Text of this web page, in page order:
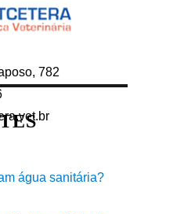
782
água sanitária?